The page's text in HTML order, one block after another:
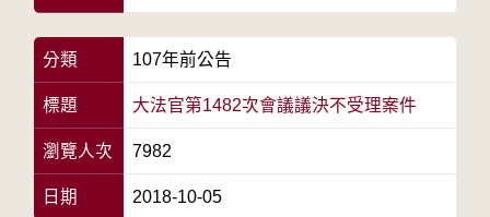
分類 107年前公告
標題 大法官第1482次會議議決不受理案件
瀏覽人次 7982
日期 2018-10-05